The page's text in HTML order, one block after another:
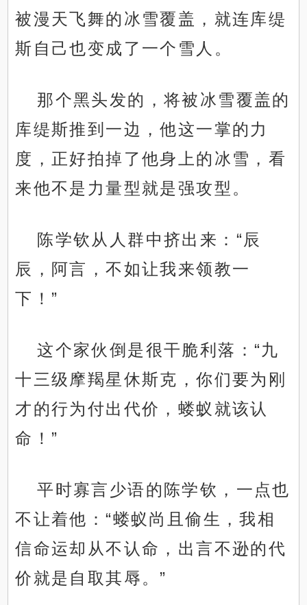
被漫天飞舞的冰雪覆盖，就连库缇
斯自己也变成了一个雪人。
那个黑头发的，将被冰雪覆盖的
库缇斯推到一边，他这一掌的力
度，正好拍掉了他身上的冰雪，看
来他不是力量型就是强攻型。
陈学钦从人群中挤出来：“辰
辰，阿言，不如让我来领教一
下！”
这个家伙倒是很干脆利落：“九
十三级摩羯星休斯克，你们要为刚
才的行为付出代价，蝼蚁就该认
命！”
平时寡言少语的陈学钦，一点也
不让着他：“蝼蚁尚且偷生，我相
信命运却从不认命，出言不逊的代
价就是自取其辱。”